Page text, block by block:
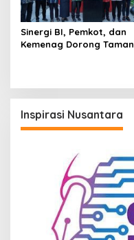
Sinergi BI, Pemkot, dan
Kemenag Dorong Taman
Inspirasi Nusantara